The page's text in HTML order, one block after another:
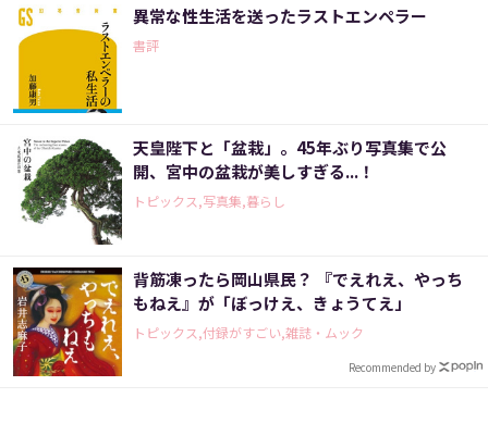
異常な性生活を送ったラストエンペラー
書評
天皇陛下と「盆栽」。45年ぶり写真集で公
開、宮中の盆栽が美しすぎる...！
トピックス,写真集,暮らし
背筋凍ったら岡山県民？ 『でえれえ、やっち
もねえ』が「ぼっけえ、きょうてえ」
トピックス,付録がすごい,雑誌・ムック
Recommended by